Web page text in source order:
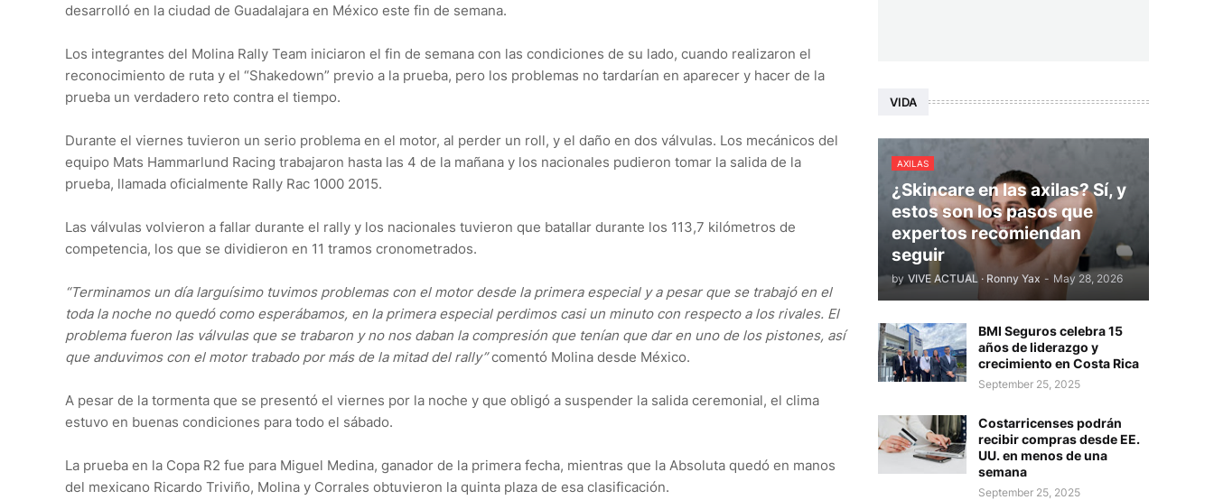
desarrolló en la ciudad de Guadalajara en México este fin de semana.
Los integrantes del Molina Rally Team iniciaron el fin de semana con las condiciones de su lado, cuando realizaron el
reconocimiento de ruta y el “Shakedown” previo a la prueba, pero los problemas no tardarían en aparecer y hacer de la
prueba un verdadero reto contra el tiempo.
Durante el viernes tuvieron un serio problema en el motor, al perder un roll, y el daño en dos válvulas. Los mecánicos del
equipo Mats Hammarlund Racing trabajaron hasta las 4 de la mañana y los nacionales pudieron tomar la salida de la
prueba, llamada oficialmente Rally Rac 1000 2015.
Las válvulas volvieron a fallar durante el rally y los nacionales tuvieron que batallar durante los 113,7 kilómetros de
competencia, los que se dividieron en 11 tramos cronometrados.
“Terminamos un día larguísimo tuvimos problemas con el motor desde la primera especial y a pesar que se trabajó en el
toda la noche no quedó como esperábamos, en la primera especial perdimos casi un minuto con respecto a los rivales. El
problema fueron las válvulas que se trabaron y no nos daban la compresión que tenían que dar en uno de los pistones, así
que anduvimos con el motor trabado por más de la mitad del rally”comentó Molina desde México.
A pesar de la tormenta que se presentó el viernes por la noche y que obligó a suspender la salida ceremonial, el clima
estuvo en buenas condiciones para todo el sábado.
La prueba en la Copa R2 fue para Miguel Medina, ganador de la primera fecha, mientras que la Absoluta quedó en manos
del mexicano Ricardo Triviño, Molina y Corrales obtuvieron la quinta plaza de esa clasificación.
VIDA
AXILAS
¿Skincare en las axilas? Sí, y
estos son los pasos que
expertos recomiendan
seguir
by VIVE ACTUAL · Ronny Yax - May 28, 2026
BMI Seguros celebra 15
años de liderazgo y
crecimiento en Costa Rica
September 25, 2025
Costarricenses podrán
recibir compras desde EE.
UU. en menos de una
semana
September 25, 2025